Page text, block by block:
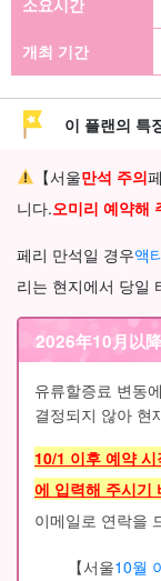
소요시간
개최 기간
이 플랜의 특
【서울만석 주의
니다.오미리 예약해
페리 만석일 경우액
리는 현지에서 당일
2026年10月以
유류할증료 변동
결정되지 않아 현
10/1 이후 예약
에 입력해 주시기
이메일로 연락을
【서울10월